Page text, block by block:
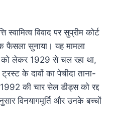
विवाद पर सुप्रीम कोर्ट
फैसला सुनाया। यह मामला
को लेकर 1929 से चल रहा था,
के दावों का पेचीदा ताना-
की चार सेल डीड्स को रद्द
विनयागमूर्ति और उनके बच्चों